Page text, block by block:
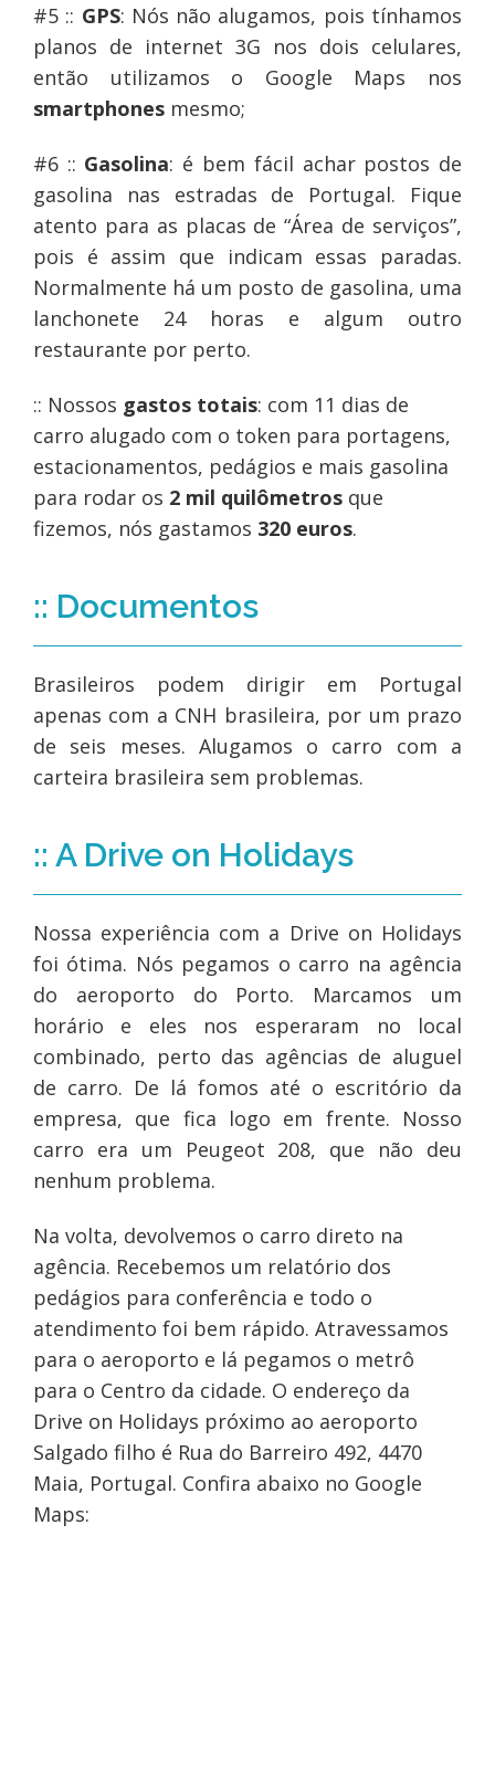
#5 :: GPS: Nós não alugamos, pois tínhamos
planos de internet 3G nos dois celulares,
então utilizamos o Google Maps nos
smartphonesmesmo;
#6 :: Gasolina: é bem fácil achar postos de
gasolina nas estradas de Portugal. Fique
atento para as placas de “Área de serviços”,
pois é assim que indicam essas paradas.
Normalmente há um posto de gasolina, uma
lanchonete 24 horas e algum outro
restaurante por perto.
:: Nossos gastos totais: com 11 dias de
carro alugado com o token para portagens,
estacionamentos, pedágios e mais gasolina
para rodar os 2 mil quilômetrosque
fizemos, nós gastamos 320 euros.
:: Documentos
Brasileiros podem dirigir em Portugal
apenas com a CNH brasileira, por um prazo
de seis meses. Alugamos o carro com a
carteira brasileira sem problemas.
:: A Drive on Holidays
Nossa experiência com a Drive on Holidays
foi ótima. Nós pegamos o carro na agência
do aeroporto do Porto. Marcamos um
horário e eles nos esperaram no local
combinado, perto das agências de aluguel
de carro. De lá fomos até o escritório da
empresa, que fica logo em frente. Nosso
carro era um Peugeot 208, que não deu
nenhum problema.
Na volta, devolvemos o carro direto na
agência. Recebemos um relatório dos
pedágios para conferência e todo o
atendimento foi bem rápido. Atravessamos
para o aeroporto e lá pegamos o metrô
para o Centro da cidade. O endereço da
Drive on Holidays próximo ao aeroporto
Salgado filho é Rua do Barreiro 492, 4470
Maia, Portugal. Confira abaixo no Google
Maps: